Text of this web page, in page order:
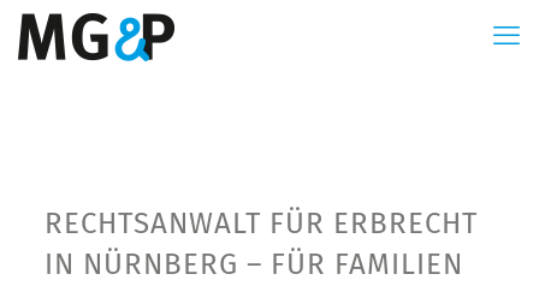
RECHTSANWALT FÜR ERBRECHT
IN NÜRNBERG – FÜR FAMILIEN